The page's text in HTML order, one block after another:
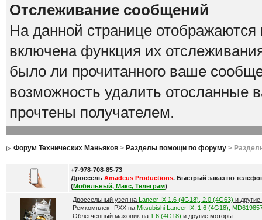
Отслеживание сообщений
На данной странице
включена функция их
было ли прочитанного ваше
возможность удалить
прочтены получателем.
Форум Технических Маньяков> Разделы помощи по форуму>
+7-978-708-85-73
Дроссель Amadeus Productions. Быстрый заказ по
(Мобильный, Макс, Телеграм)
Дроссельный узел на Lancer IX 1.6 (4G18), 2.0 (4G63) и
Ремкомплект РХХ на Mitsubishi Lancer IX, 1.6 (4G18),
Облегченный маховик на 1.6 (4G18) и другие моторы